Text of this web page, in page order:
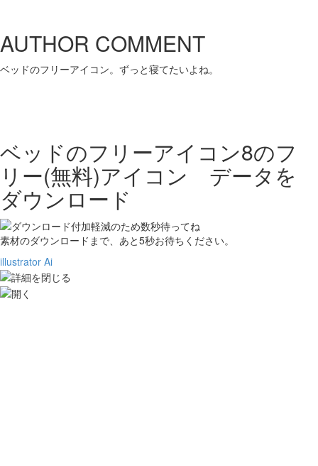
AUTHOR COMMENT
ベッドのフリーアイコン。ずっと寝てたいよね。
ベッドのフリーアイコン8のフ
リー(無料)アイコン データを
ダウンロード
素材のダウンロードまで、あと5秒お待ちください。
illustrator Ai